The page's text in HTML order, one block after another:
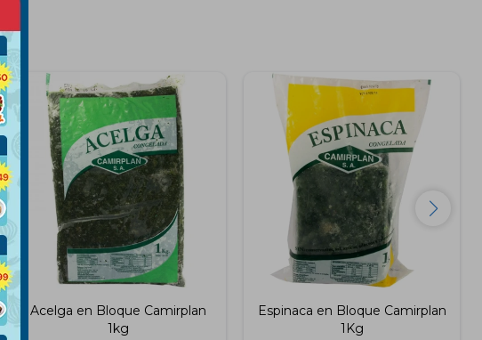
Acelga en Bloque Camirplan
1kg
Espinaca en Bloque Camirplan
1Kg